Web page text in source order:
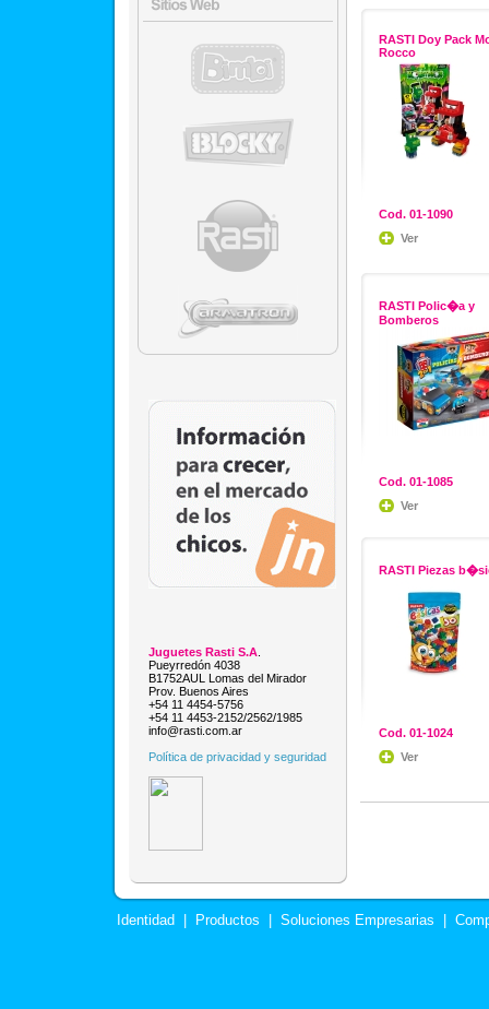
Juguetes Rasti S.A
Pueyrredón 4038
B1752AUL Lomas del Mirador
Prov. Buenos Aires
+54 11 4454-5756
+54 11 4453-2152/2562/1985
info@rasti.com.ar
Política de privacidad y seguridad
RASTI Doy Pack
Rocco
Cod. 01-1090
Ver
RASTI Polic�a y
Bomberos
Cod. 01-1085
Ver
RASTI Piezas
Cod. 01-1024
Ver
Identidad Productos Soluciones Empresarias